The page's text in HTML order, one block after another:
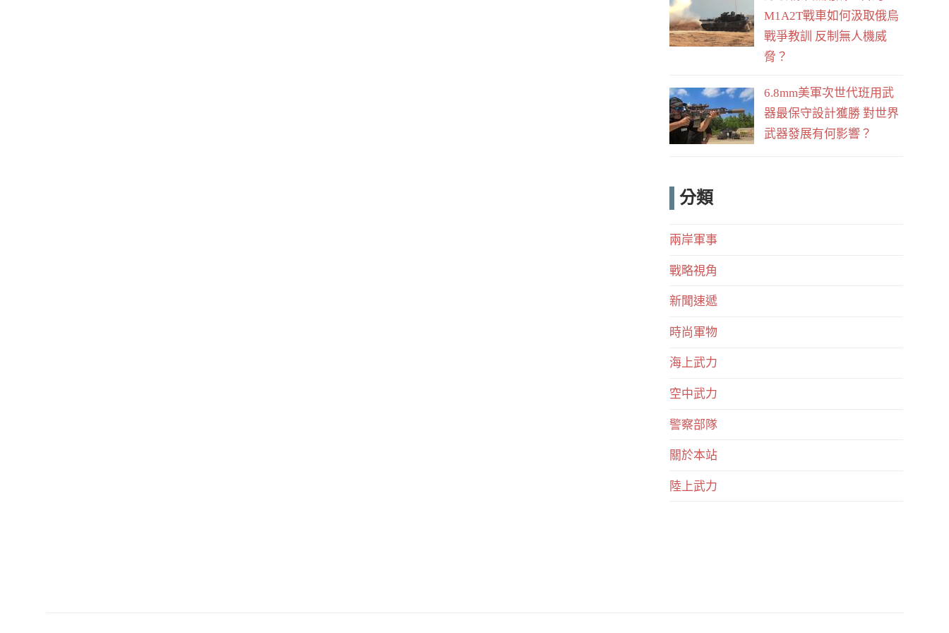
M1A2T戰車如何汲取俄烏
戰爭教訓 反制無人機威
脅？
6.8mm美軍次世代班用武
器最保守設計獲勝 對世界
武器發展有何影響？
分類
兩岸軍事
戰略視角
新聞速遞
時尚軍物
海上武力
空中武力
警察部隊
關於本站
陸上武力